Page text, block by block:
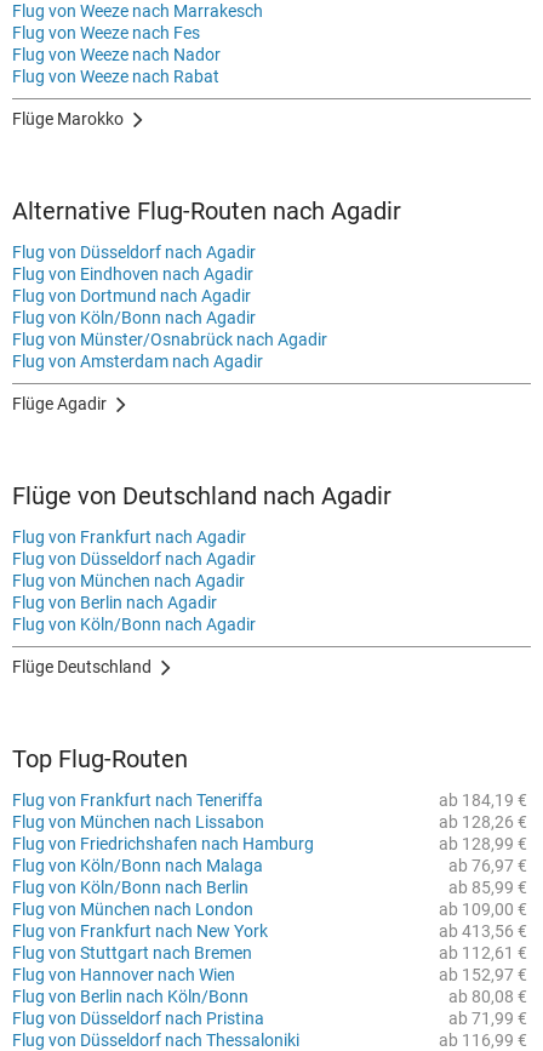
Flug von Weeze nach Marrakesch
Flug von Weeze nach Fes
Flug von Weeze nach Nador
Flug von Weeze nach Rabat
Flüge Marokko
Alternative Flug-Routen nach Agadir
Flug von Düsseldorf nach Agadir
Flug von Eindhoven nach Agadir
Flug von Dortmund nach Agadir
Flug von Köln/Bonn nach Agadir
Flug von Münster/Osnabrück nach Agadir
Flug von Amsterdam nach Agadir
Flüge Agadir
Flüge von Deutschland nach Agadir
Flug von Frankfurt nach Agadir
Flug von Düsseldorf nach Agadir
Flug von München nach Agadir
Flug von Berlin nach Agadir
Flug von Köln/Bonn nach Agadir
Flüge Deutschland
Top Flug-Routen
ab 184,19 €
Flug von Frankfurt nach Teneriffa
ab 128,26 €
Flug von München nach Lissabon
ab 128,99 €
Flug von Friedrichshafen nach Hamburg
ab 76,97 €
Flug von Köln/Bonn nach Malaga
ab 85,99 €
Flug von Köln/Bonn nach Berlin
ab 109,00 €
Flug von München nach London
ab 413,56 €
Flug von Frankfurt nach New York
ab 112,61 €
Flug von Stuttgart nach Bremen
ab 152,97 €
Flug von Hannover nach Wien
ab 80,08 €
Flug von Berlin nach Köln/Bonn
ab 71,99 €
Flug von Düsseldorf nach Pristina
ab 116,99 €
Flug von Düsseldorf nach Thessaloniki